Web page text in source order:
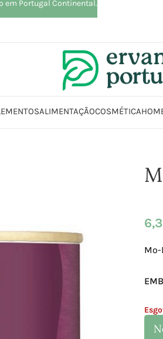
ALIMENTAÇÃOCOSMÉTICA
em Portugal Continental.